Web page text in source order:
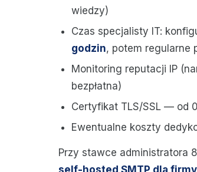
wiedzy)
Czas specjalisty IT:
godzin, potem regularne
Monitoring reputacji IP
bezpłatna)
Certyfikat TLS/SSL — od
Ewentualne koszty
Przy stawce administratora
self-hosted SMTP dla